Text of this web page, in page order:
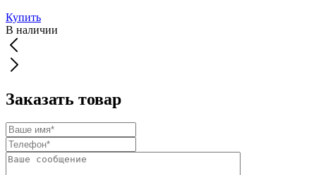
Купить
В наличии
Заказать товар